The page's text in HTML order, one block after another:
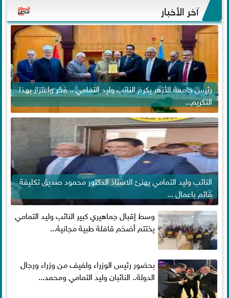
آخر الأخبار
رئيس جامعة الأزهر يكرم النائب وليد التمامي .. فخر واعتزاز بهذا
التكريم...
النائب وليد التمامي يهنئ الاستاذ الدكتور محمود صديق تكليفة
قائم باعمال ...
وسط إقبال جماهيري كبير النائب وليد التمامي
يختتم أضخم قافلة طبية مجانية...
بحضور رئيس الوزراء ولفيف من وزراء ورجال
الدولة.. النائبان وليد التمامي ومحمد...